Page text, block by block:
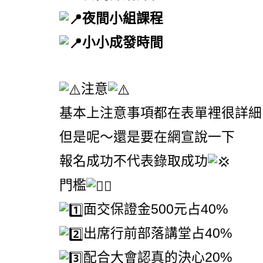
夜間小組課程
小小成發時間
注意
基本上注意事項都在表單裡很詳
但是呢～還是要在網宣說一下
報名成功不代表錄取成功
門檻
面交保證金500元占40%
出席行前部落講堂占40%
配合大會認真的決心20%